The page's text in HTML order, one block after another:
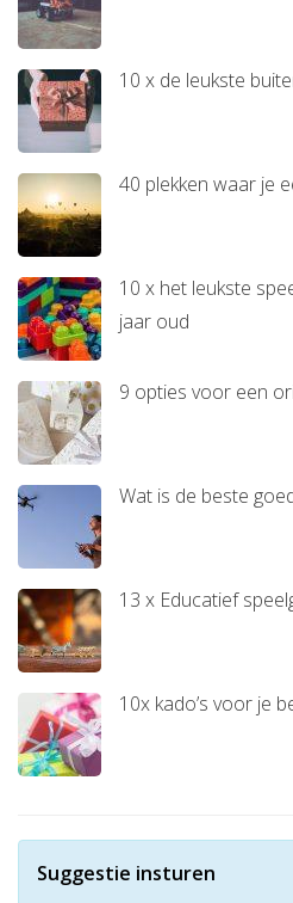
10 x de leukste
40 plekken waar je
10 x het leukste
jaar oud
9 opties voor een
Wat is de beste
13 x Educatief
10x kado’s voor je
Suggestie insturen